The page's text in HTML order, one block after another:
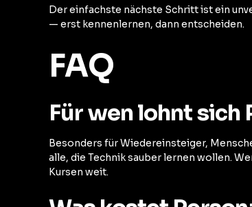
Der einfachste nächste Schritt ist ein
— erst kennenlernen, dann entscheiden.
FAQ
Für wen lohnt sich
Besonders für Wiedereinsteiger,
alle, die Technik sauber lernen wollen.
Kursen weit.